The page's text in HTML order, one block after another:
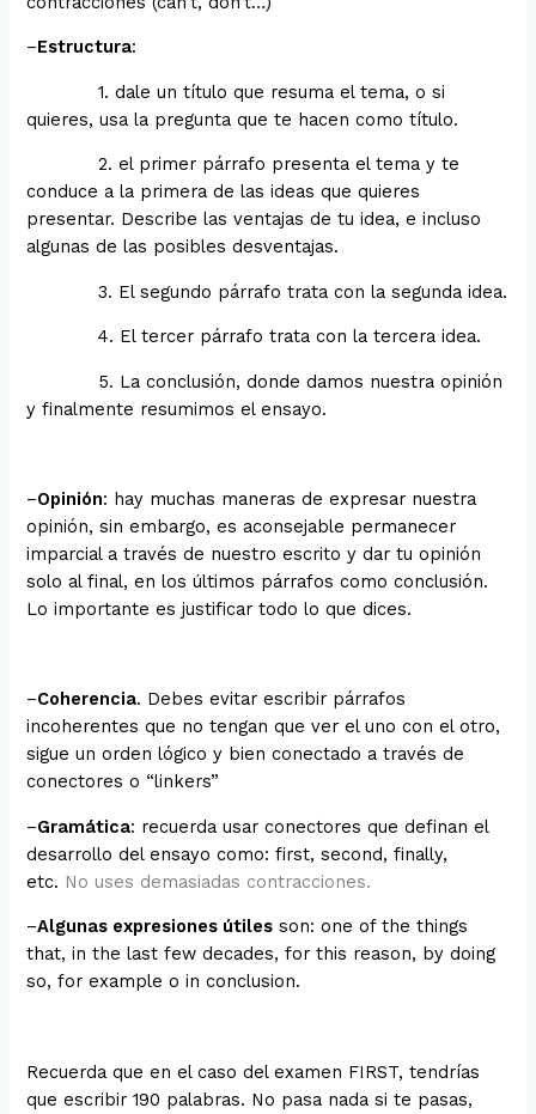
–Estructura:
1. dale un título que resuma el tema, o si
quieres, usa la pregunta que te hacen como título.
2. el primer párrafo presenta el tema y te
conduce a la primera de las ideas que quieres
presentar. Describe las ventajas de tu idea, e incluso
algunas de las posibles desventajas.
3. El segundo párrafo trata con la segunda idea.
4. El tercer párrafo trata con la tercera idea.
5. La conclusión, donde damos nuestra opinión
y finalmente resumimos el ensayo.
–Opinión: hay muchas maneras de expresar nuestra
opinión, sin embargo, es aconsejable permanecer
imparcial a través de nuestro escrito y dar tu opinión
solo al final, en los últimos párrafos como conclusión.
Lo importante es justificar todo lo que dices.
–Coherencia. Debes evitar escribir párrafos
incoherentes que no tengan que ver el uno con el otro,
sigue un orden lógico y bien conectado a través de
conectores o “linkers”
–Gramática: recuerda usar conectores que definan el
desarrollo del ensayo como: first, second, finally,
etc. No uses demasiadas contracciones.
–Algunas expresiones útiles son: one of the things
that, in the last few decades, for this reason, by doing
so, for example o in conclusion.
Recuerda que en el caso del examen FIRST, tendrías
que escribir 190 palabras. No pasa nada si te pasas,